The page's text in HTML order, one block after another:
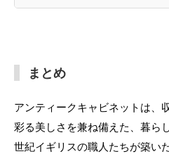
まとめ
アンティークキャビネットは、
彩る美しさを兼ね備えた、暮ら
世紀イギリスの職人たちが築い